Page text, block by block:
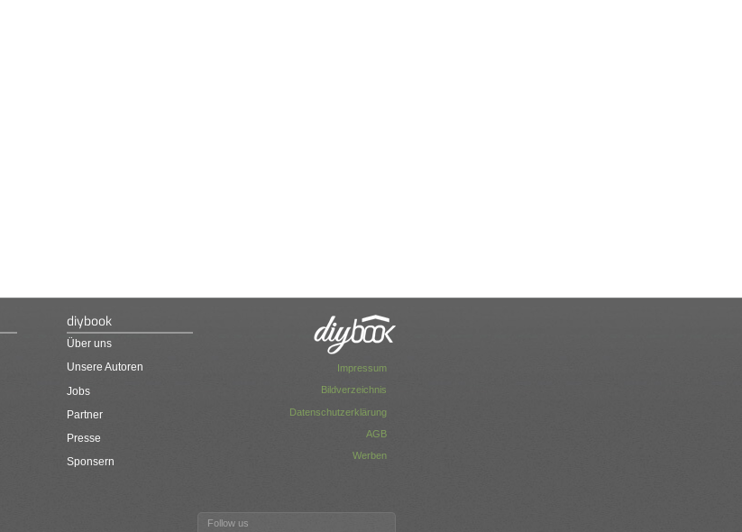
diybook
Über uns
Unsere Autoren
Jobs
Partner
Presse
Sponsern
Impressum
Bildverzeichnis
Datenschutzerklärung
AGB
Werben
Follow us